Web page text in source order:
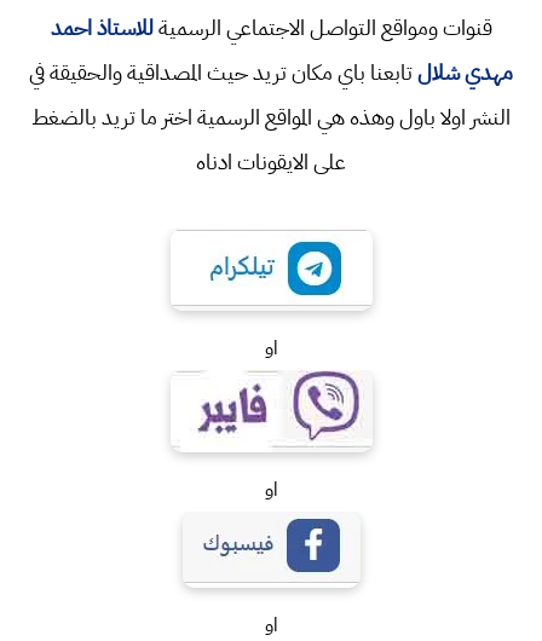
قنوات ومواقع التواصل الاجتماعي الرسميةللاستاذ احمد
مهدي شلالتابعنا باي مكان تريد حيث المصداقية والحقيقة في
النشر اولا باول وهذه هي المواقع الرسمية اختر ما تريد بالضغط
على الايقونات ادناه
او
او
او